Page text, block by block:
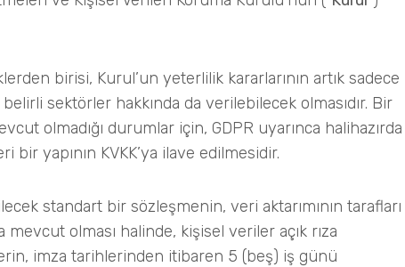
birisi, Kurul’un yeterlilik kararlarının artık sadece
sektörler hakkında da verilebilecek olmasıdır. Bir
olmadığı durumlar için, GDPR uyarınca halihazırda
bir yapının KVKK’ya ilave edilmesidir.
standart bir sözleşmenin, veri aktarımının tarafları
mevcut olması halinde, kişisel veriler açık rıza
imza tarihlerinden itibaren 5 (beş) iş günü